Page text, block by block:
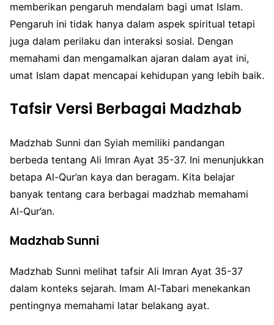
memberikan pengaruh mendalam bagi umat Islam.
Pengaruh ini tidak hanya dalam aspek spiritual tetapi
juga dalam perilaku dan interaksi sosial. Dengan
memahami dan mengamalkan ajaran dalam ayat ini,
umat Islam dapat mencapai kehidupan yang lebih baik.
Tafsir Versi Berbagai Madzhab
Madzhab Sunni dan Syiah memiliki pandangan
berbeda tentang Ali Imran Ayat 35-37. Ini menunjukkan
betapa Al-Qur’an kaya dan beragam. Kita belajar
banyak tentang cara berbagai madzhab memahami
Al-Qur’an.
Madzhab Sunni
Madzhab Sunni melihat tafsir Ali Imran Ayat 35-37
dalam konteks sejarah. Imam Al-Tabari menekankan
pentingnya memahami latar belakang ayat.